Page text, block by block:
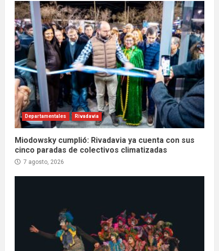
Departamentales Rivadavia
Miodowsky cumplió: Rivadavia ya cuenta con sus
cinco paradas de colectivos climatizadas
7 agosto, 2026